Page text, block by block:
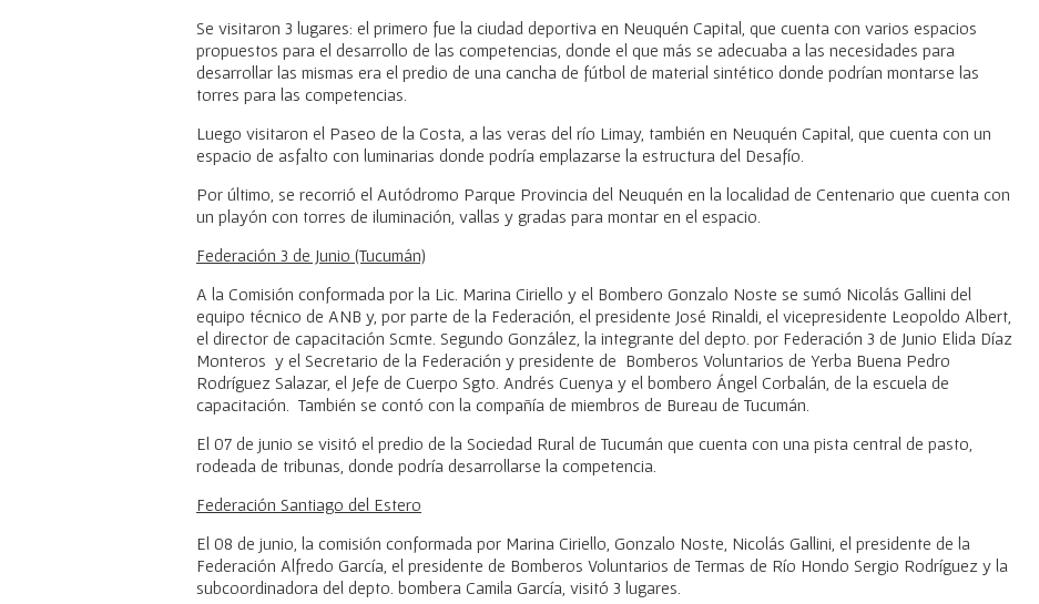
Se visitaron 3 lugares: el primero fue la ciudad deportiva en Neuquén Capital, que cuenta con varios espacios
propuestos para el desarrollo de las competencias, donde el que más se adecuaba a las necesidades para
desarrollar las mismas era el predio de una cancha de fútbol de material sintético donde podrían montarse las
torres para las competencias.
Luego visitaron el Paseo de la Costa, a las veras del río Limay, también en Neuquén Capital, que cuenta con un
espacio de asfalto con luminarias donde podría emplazarse la estructura del Desafío.
Por último, se recorrió el Autódromo Parque Provincia del Neuquén en la localidad de Centenario que cuenta con
un playón con torres de iluminación, vallas y gradas para montar en el espacio.
Federación 3 de Junio (Tucumán)
A la Comisión conformada por la Lic. Marina Ciriello y el Bombero Gonzalo Noste se sumó Nicolás Gallini del
equipo técnico de ANB y, por parte de la Federación, el presidente José Rinaldi, el vicepresidente Leopoldo Albert,
el director de capacitación Scmte. Segundo González, la integrante del depto. por Federación 3 de Junio Elida Díaz
Monteros y el Secretario de la Federación y presidente de Bomberos Voluntarios de Yerba Buena Pedro
Rodríguez Salazar, el Jefe de Cuerpo Sgto. Andrés Cuenya y el bombero Ángel Corbalán, de la escuela de
capacitación. También se contó con la compañía de miembros de Bureau de Tucumán.
El 07 de junio se visitó el predio de la Sociedad Rural de Tucumán que cuenta con una pista central de pasto,
rodeada de tribunas, donde podría desarrollarse la competencia.
Federación Santiago del Estero
El 08 de junio, la comisión conformada por Marina Ciriello, Gonzalo Noste, Nicolás Gallini, el presidente de la
Federación Alfredo García, el presidente de Bomberos Voluntarios de Termas de Río Hondo Sergio Rodríguez y la
subcoordinadora del depto. bombera Camila García, visitó 3 lugares.